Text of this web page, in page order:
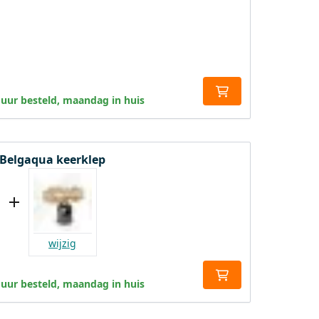
besteld, maandag in huis
keerklep
wijzig
besteld, maandag in huis